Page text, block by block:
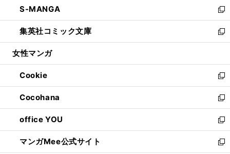
く
で
開
く
ド
ウ
で
開
ィ
ン
ド
ウ
開
く
い
ウ
ィ
ン
ウ
で
開
く
S-MANGA
新
し
い
ウ
ン
ド
ウ
で
開
く
集英社コミック文庫
新
し
ウ
ィ
ン
ド
ウ
で
開
く
女性マンガ
Cookie
新
し
い
ウ
ィ
ン
ド
Cocohana
新
し
い
ウ
ィ
office YOU
新
し
い
マンガMee公式サイト
新